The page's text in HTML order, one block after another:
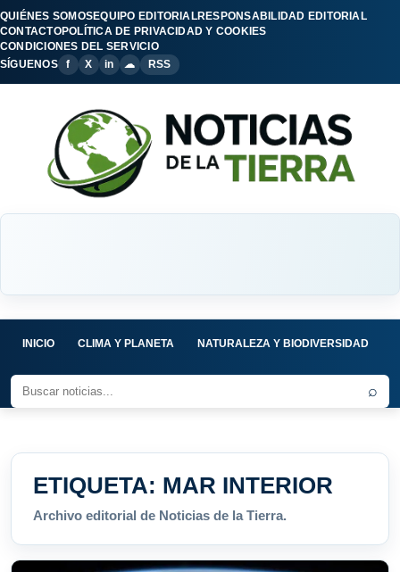
QUIÉNES SOMOSEQUIPO EDITORIALRESPONSABILIDAD EDITORIAL
CONTACTOPOLÍTICA DE PRIVACIDAD Y COOKIES
CONDICIONES DEL SERVICIO
SÍGUENOS
f X in ☁ RSS
INICIO CLIMA Y PLANETA NATURALEZA Y BIODIVERSIDAD
⌕
ETIQUETA: MAR INTERIOR
Archivo editorial de Noticias de la Tierra.